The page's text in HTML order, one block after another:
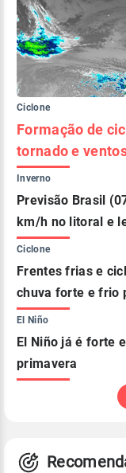
Ciclone
Formação de
tornado e
Inverno
Previsão Brasil
km/h no litoral e
Ciclone
Frentes frias e
chuva forte e frio
El Niño
El Niño já é forte
primavera